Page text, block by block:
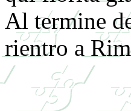
Al termine
rientro a